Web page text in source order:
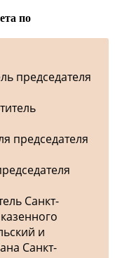
по
председателя
председателя
Санкт-
и
Санкт-